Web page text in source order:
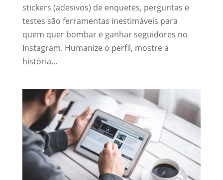
stickers (adesivos) de enquetes, perguntas e
testes são ferramentas inestimáveis para
quem quer bombar e ganhar seguidores no
Instagram. Humanize o perfil, mostre a
história...